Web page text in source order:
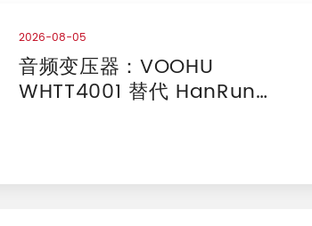
2026-08-05
音频变压器：VOOHU
WHTT4001 替代 HanRun